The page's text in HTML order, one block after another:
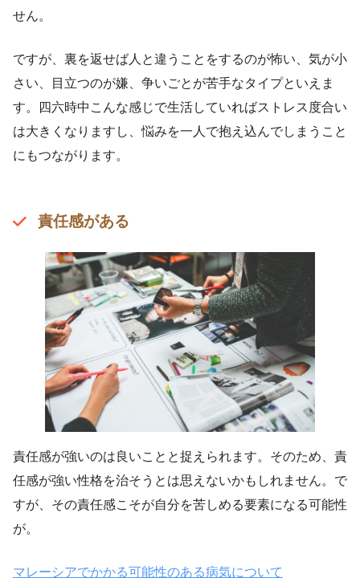
せん。
ですが、裏を返せば人と違うことをするのが怖い、気が小
さい、目立つのが嫌、争いごとが苦手なタイプといえま
す。四六時中こんな感じで生活していればストレス度合い
は大きくなりますし、悩みを一人で抱え込んでしまうこと
にもつながります。
責任感がある
責任感が強いのは良いことと捉えられます。そのため、責
任感が強い性格を治そうとは思えないかもしれません。で
すが、その責任感こそが自分を苦しめる要素になる可能性
が。
マレーシアでかかる可能性のある病気について